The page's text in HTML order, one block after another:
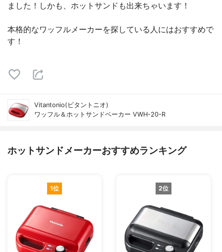
ました！しかも、ホットサンドも出来ちゃいます！
本格的なワッフルメーカーを探している人にはおすすめで
す！
Vitantonio(ビタントニオ)
ワッフル＆ホットサンドベーカー VWH-20-R
ホットサンドメーカーおすすめランキング
1位 2位